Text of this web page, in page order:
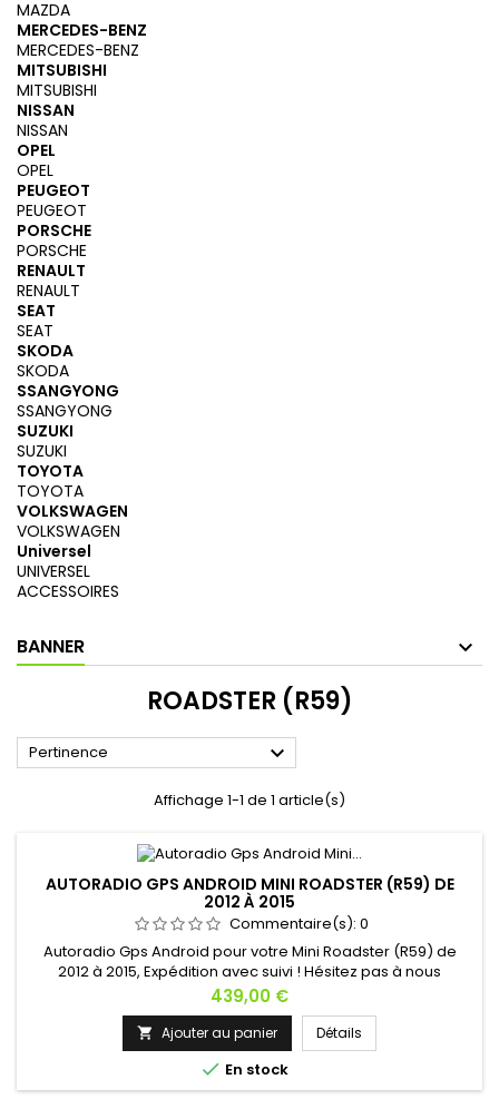
MAZDA
MERCEDES-BENZ
MERCEDES-BENZ
MITSUBISHI
MITSUBISHI
NISSAN
NISSAN
OPEL
OPEL
PEUGEOT
PEUGEOT
PORSCHE
PORSCHE
RENAULT
RENAULT
SEAT
SEAT
SKODA
SKODA
SSANGYONG
SSANGYONG
SUZUKI
SUZUKI
TOYOTA
TOYOTA
VOLKSWAGEN
VOLKSWAGEN
Universel
UNIVERSEL
ACCESSOIRES
BANNER
ROADSTER (R59)
Pertinence 
Affichage 1-1 de 1 article(s)
AUTORADIO GPS ANDROID MINI ROADSTER (R59) DE
2012 À 2015
Commentaire(s): 0
Autoradio Gps Android pour votre Mini Roadster (R59) de
2012 à 2015, Expédition avec suivi ! Hésitez pas à nous
contacter si vous avez une question !
Prix
439,00 €
 Ajouter au panier Détails
 En stock